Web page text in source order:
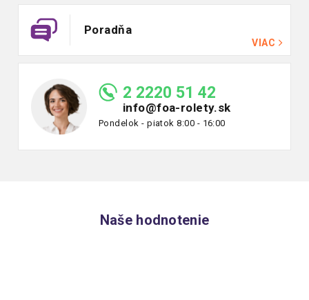
Poradňa
VIAC
2 2220 51 42
info@foa-rolety.sk
Pondelok - piatok 8:00 - 16:00
Naše hodnotenie